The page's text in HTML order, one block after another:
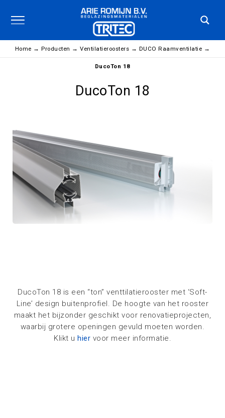
Home →Producten →Ventilatieroosters → DUCO Raamventilatie →
DucoTon 18
DucoTon 18
DucoTon 18 is een “ton” venttilatierooster met ‘Soft-
Line’ design buitenprofiel. De hoogte van het rooster
maakt het bijzonder geschikt voor renovatieprojecten,
waarbij grotere openingen gevuld moeten worden.
Klikt u hier voor meer informatie.